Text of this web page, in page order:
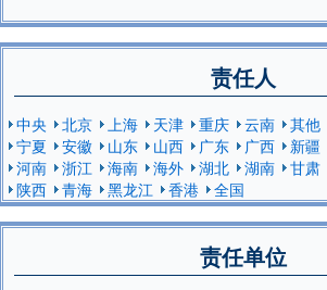
责任人
中央 北京 上海 天津 重庆 云南 其他
宁夏
安徽 山东 山西 广东 广西 新疆
河南
浙江 海南 海外 湖北 湖南 甘肃
陕西
青海 黑龙江 香港 全国
责任单位